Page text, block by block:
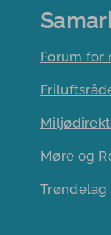
Forum for
Møre og